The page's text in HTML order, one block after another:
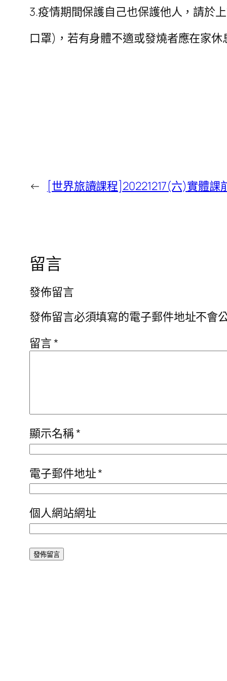
3.疫情期間保護自己也保護他人，請於
口罩)，若有身體不適或發燒者應在家休
← [世界旅讀課程]20221217(六)實體課
留言
發佈留言
發佈留言必須填寫的電子郵件地址不會
留言*
顯示名稱*
電子郵件地址*
個人網站網址